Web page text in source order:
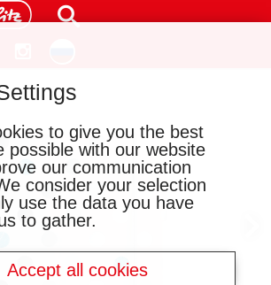
to give you the best
possible with our website
our communication
consider your selection
use the data you have
to gather.
Accept all cookies